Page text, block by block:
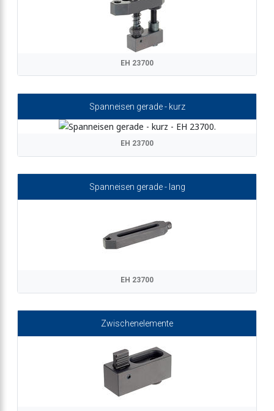
EH 23700
Spanneisen gerade - kurz
EH 23700
Spanneisen gerade - lang
EH 23700
Zwischenelemente